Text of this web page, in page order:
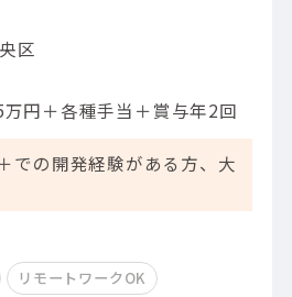
区
円＋各種手当＋賞与年2回
での開発経験がある方、大
リモートワークOK